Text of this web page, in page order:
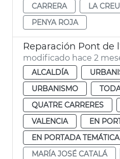
CARRERA
LA
PENYA ROJA
modificado hace 2
ALCALDÍA
URBANISMO
QUATRE CARRERES
VALENCIA
EN
EN PORTADA TEMÁTICA
MARÍA JOSÉ CATALÁ